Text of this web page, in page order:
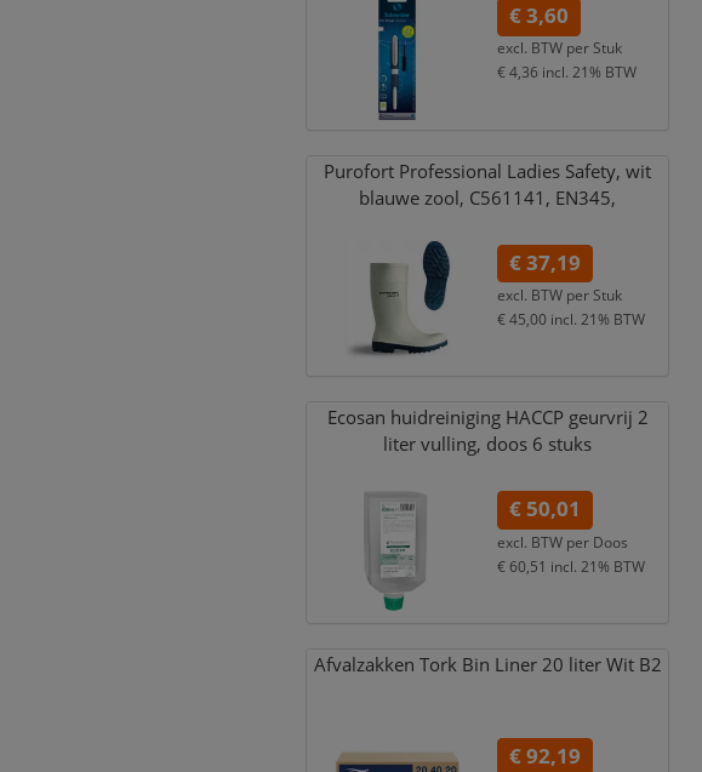
€ 3,60
excl. BTW per Stuk
€ 4,36 incl. 21% BTW
Purofort Professional Ladies Safety, wit
blauwe zool, C561141, EN345,
€ 37,19
excl. BTW per Stuk
€ 45,00 incl. 21% BTW
Ecosan huidreiniging HACCP geurvrij 2
liter vulling, doos 6 stuks
€ 50,01
excl. BTW per Doos
€ 60,51 incl. 21% BTW
Afvalzakken Tork Bin Liner 20 liter Wit B2
€ 92,19